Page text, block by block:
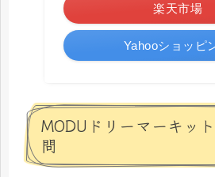
楽天市場
Yahooショッピ
MODUドリーマーキッ
問